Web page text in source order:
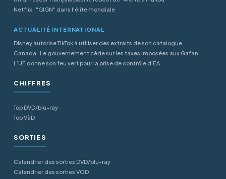
Netflix : "GIGN" dans l'élite mondiale
ACTUALITÉ INTERNATIONAL
Disney autorise TikTok à utiliser des extraits de son catalogue
Canada : Le gouvernement cède sur les taxes imposées aux Gafan
L’UE donne son feu vert pour la prise de contrôle d’EA
CHIFFRES
Top DVD/blu-ray
Top VàD
SORTIES
Calendrier des sorties DVD/blu-ray
Calendrier des sorties VOD